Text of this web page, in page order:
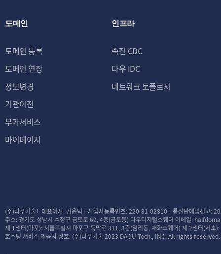
도메인
도메인 등록
도메인 연장
정보변경
기관이전
부가서비스
마이페이지
인프라
죽전 CDC
다우 IDC
네트워크 토플로지
(주)다우기술 대표이사: 김윤덕 사업자등록번호: 220-81-02810
통신판매업신고:
주소: 경기도 성남시 수정구 금토로 69, 4층(금토동) 다우디지털스퀘어 이메일:
제 1센터(마포): 서울특별시 마포구 독막로 311, 3층(염리동, 재화스퀘어) 제 2센터(서초
호스팅 서비스 제공자 상호: (주)다우기술2023 DAOU Tech., INC. All rights reserved.